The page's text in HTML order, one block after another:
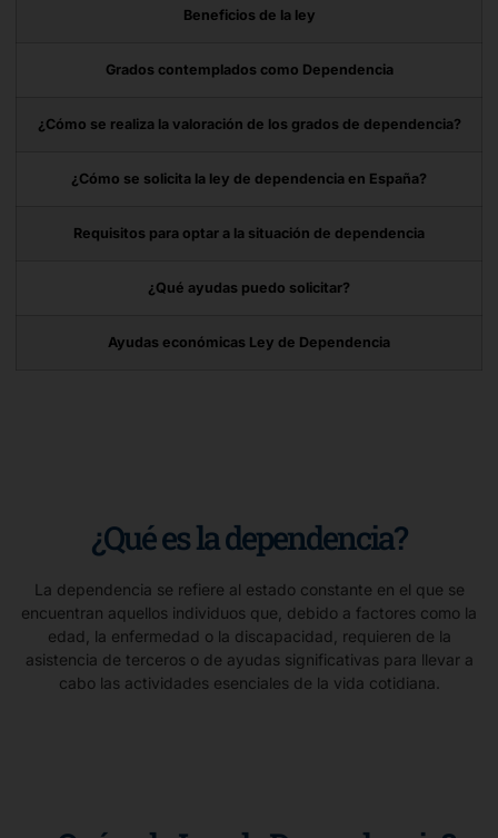
Beneficios de la ley
Grados contemplados como Dependencia
¿Cómo se realiza la valoración de los grados de dependencia?
¿Cómo se solicita la ley de dependencia en España?
Requisitos para optar a la situación de dependencia
¿Qué ayudas puedo solicitar?
Ayudas económicas Ley de Dependencia
¿Qué es la dependencia?
La dependencia se refiere al estado constante en el que se
encuentran aquellos individuos que, debido a factores como la
edad, la enfermedad o la discapacidad, requieren de la
asistencia de terceros o de ayudas significativas para llevar a
cabo las actividades esenciales de la vida cotidiana.